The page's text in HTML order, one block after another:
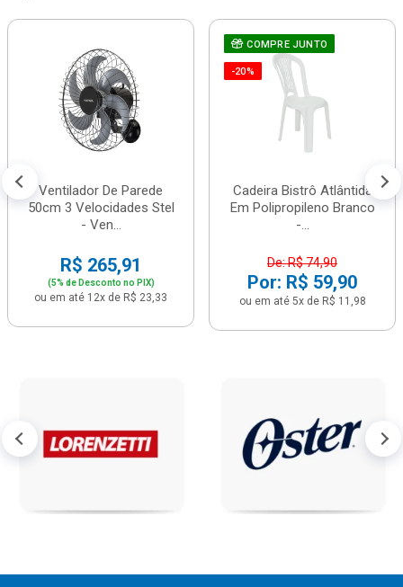
Ventilador De Parede
50cm 3 Velocidades Stel
- Ven...
R$ 265,91
(5% de Desconto no PIX)
ou em até 12x de R$ 23,33
COMPRE JUNTO
-20%
Cadeira Bistrô Atlântida
Em Polipropileno Branco
-...
De: R$ 74,90
Por: R$ 59,90
ou em até 5x de R$ 11,98